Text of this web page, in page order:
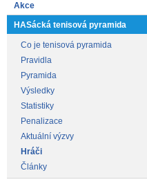
Akce
HASácká tenisová pyramida
Co je tenisová pyramida
Pravidla
Pyramida
Výsledky
Statistiky
Penalizace
Aktuální výzvy
Hráči
Články